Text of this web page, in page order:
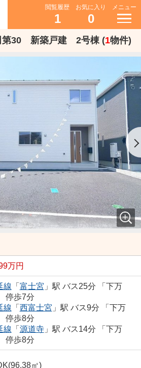
閲覧履歴
1
お気に入り
0
メニュー
第30 新築戸建 2号棟 (1物件)
万円
線 「 富士宮 」駅 バス25分 「下万
停歩7分
線 「 西富士宮 」駅 バス9分 「下万
停歩8分
線 「 源道寺」駅 バス14分 「下万
停歩8分
㎡)